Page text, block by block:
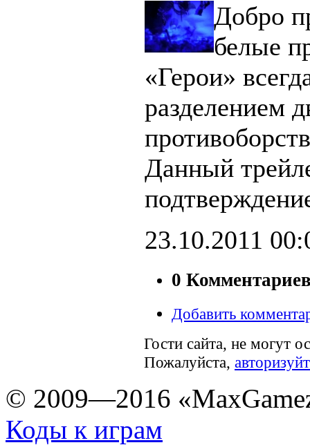
Добро
белые
«Герои»
разделением
Данный
23.10.2011
0
Добавить
Гости сайта, не могут
Пожалуйста,
© 2009—2016
Коды к играм